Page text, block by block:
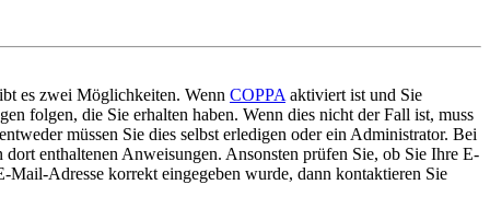
es zwei Möglichkeiten. Wenn COPPA aktiviert ist und Sie
folgen, die Sie erhalten haben. Wenn dies nicht der Fall ist, muss
müssen Sie dies selbst erledigen oder ein Administrator. Bei
enthaltenen Anweisungen. Ansonsten prüfen Sie, ob Sie Ihre E-
Adresse korrekt eingegeben wurde, dann kontaktieren Sie